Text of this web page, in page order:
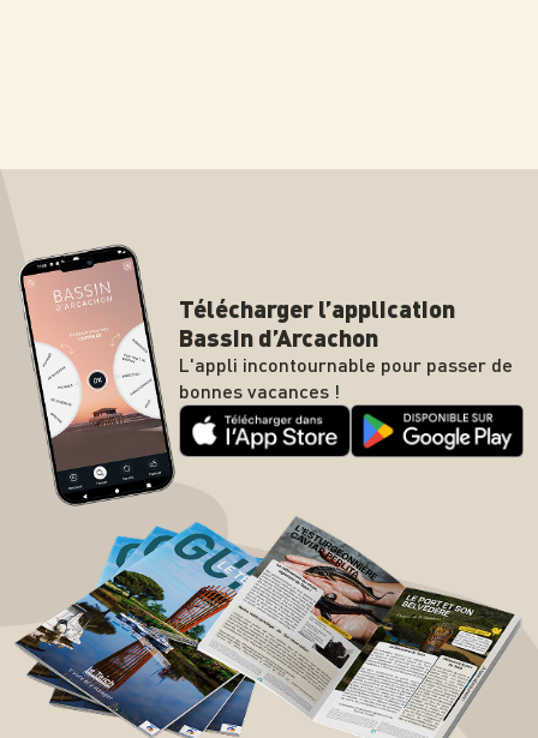
Télécharger l’application
Bassin d’Arcachon
L'appli incontournable pour passer de
bonnes vacances !